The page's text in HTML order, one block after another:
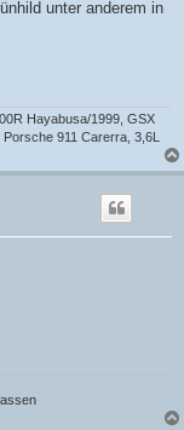
unter anderem in
Hayabusa/1999, GSX
911 Carerra, 3,6L